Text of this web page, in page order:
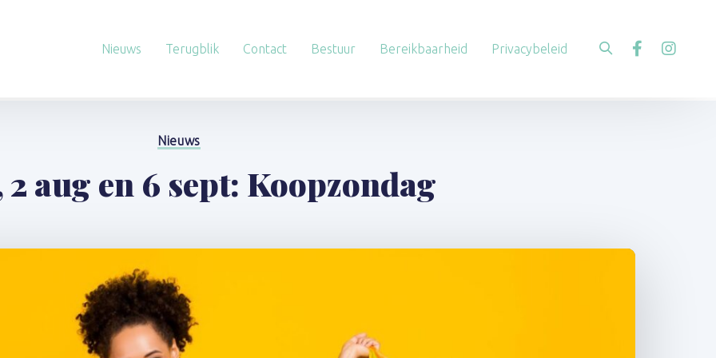
Nieuws Terugblik Contact Bestuur Bereikbaarheid Privacybeleid
Nieuws
aug en 6 sept: Koopzondag